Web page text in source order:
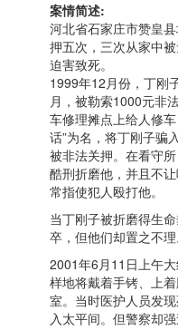
案情简述:
河北省石家庄市赞皇
押五次，三次从家中
迫害致死。
1999年12月份，丁刚
月，被勒索1000元非
车修理摊点上给人修
话”为名，将丁刚子骗
被非法关押。在看守
酷刑折磨他，并且不
常指使犯人殴打他。
当丁刚子被折磨得生
卒，但他们却置之不理
2001年6月11日上午
样地将戴着手铐、上
室。当时医护人员发
入太平间。但警察却